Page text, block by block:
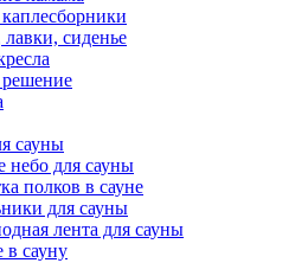
сиденье
решение
сауны
небо для сауны
полков в сауне
для сауны
лента для сауны
в сауну